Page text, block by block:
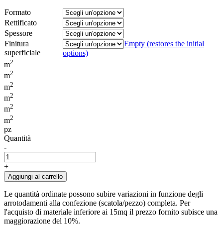
Formato
Rettificato
Spessore
Finitura
superficiale
Empty (restores the initial
options)
m2
m2
m2
m2
m2
m2
pz
Quantità
-
+
Aggiungi al carrello
Le quantità ordinate possono subire variazioni in funzione degli
arrotodamenti alla confezione (scatola/pezzo) completa. Per
l'acquisto di materiale inferiore ai 15mq il prezzo fornito subisce una
maggiorazione del 10%.